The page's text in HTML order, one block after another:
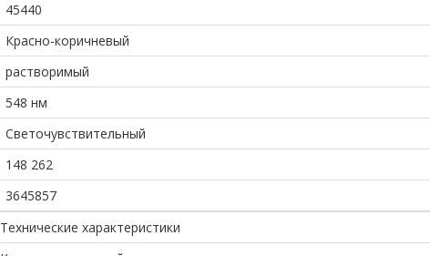
45440
Красно-коричневый
растворимый
548 нм
Светочувствительный
148 262
3645857
Технические характеристики